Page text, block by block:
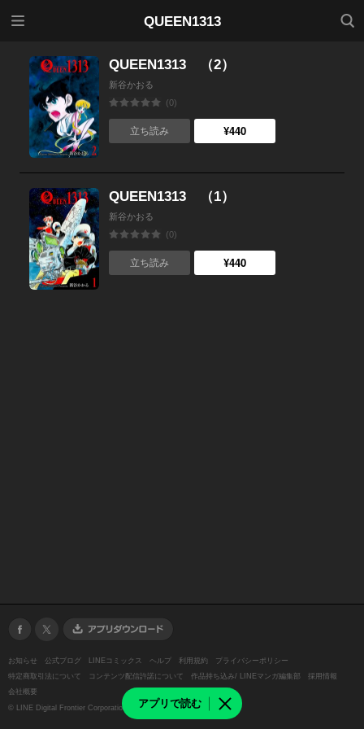
QUEEN1313
検索
アプリで読む
QUEEN1313 （2）
新谷かおる
(0)
立ち読み ¥440
QUEEN1313 （1）
新谷かおる
(0)
立ち読み ¥440
お知らせ 公式ブログ LINEコミックス ヘルプ 利用規約
プライバシーポリシー
特定商取引法について
コンテンツ配信許諾について 作品持ち込み/ LINEマンガ編集部
採用情報
会社概要
© LINE Digital Frontier Corporation